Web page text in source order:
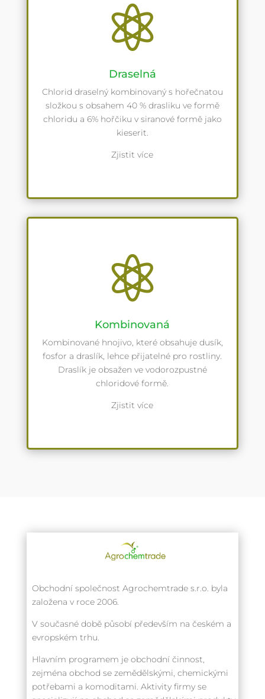

Draselná
Chlorid draselný kombinovaný s hořečnatou
složkou s obsahem 40 % drasliku ve formě
chloridu a 6% hořčiku v siranové formě jako
kieserit.
Zjistit více

Kombinovaná
Kombinované hnojivo, které obsahuje dusík,
fosfor a draslík, lehce přijatelné pro rostliny.
Draslík je obsažen ve vodorozpustné
chloridové formě.
Zjistit více
Obchodní společnost Agrochemtrade s.r.o. byla
založena v roce 2006.
V současné době působí především na českém a
evropském trhu.
Hlavním programem je obchodní činnost,
zejména obchod se zemědělskými, chemickými
potřebami a komoditami. Aktivity firmy se